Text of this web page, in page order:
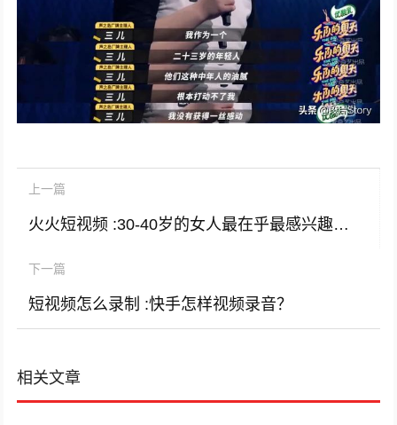
上一篇
火火短视频 :30-40岁的女人最在乎最感兴趣的是啥？
下一篇
短视频怎么录制 :快手怎样视频录音？
相关文章